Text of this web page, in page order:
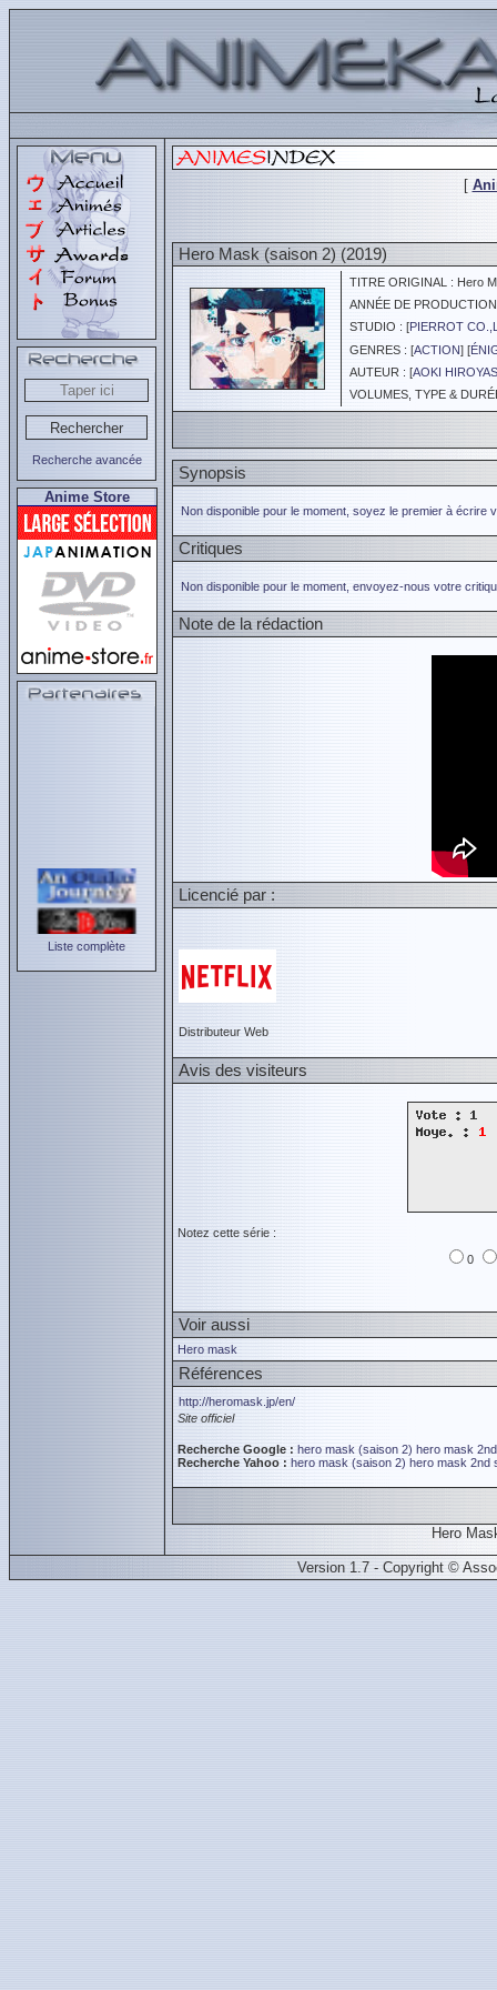
Recherche avancée
Anime Store
Liste complète
[
Hero Mask (saison 2) (2019)
TITRE ORIGINAL : Hero
ANNÉE DE
STUDIO : [PIERROT
GENRES : [ACTION] [
AUTEUR : [AOKI
VOLUMES, TYPE &
Synopsis
Non disponible pour le moment, soyez le premier à écrire
Critiques
Non disponible pour le moment, envoyez-nous votre
Note de la rédaction
Licencié par :
Distributeur Web
Avis des visiteurs
Notez cette série :
0
Voir aussi
Hero mask
Références
http://heromask.jp/en/
Site officiel
Recherche Google : hero mask (saison 2) hero mask
Recherche Yahoo : hero mask (saison 2) hero mask 2nd
Hero
Version 1.7 - Copyright ©